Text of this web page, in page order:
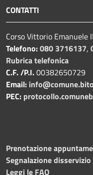
CONTATTI
Corso Vittorio
Telefono:080 3716137,
Rubrica telefonica
C.F. /P.I.00382650729
Email:
PEC:
Prenotazione
Segnalazione disservizio
Leggi le FAQ